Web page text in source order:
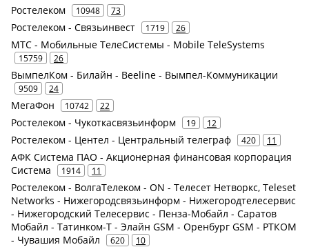
Ростелеком 10948 73
Ростелеком - Связьинвест 1719 26
МТС - Мобильные ТелеСистемы - Mobile TeleSystems
15759 26
ВымпелКом - Билайн - Beeline - Вымпел-Коммуникации
9509 24
МегаФон 10742 22
Ростелеком - Чукоткасвязьинформ 19 12
Ростелеком - Центел - Центральный телеграф 420 11
АФК Система ПАО - Акционерная финансовая корпорация
Система
1914 11
Ростелеком - ВолгаТелеком - ON - Телесет Нетворкс, Teleset
Networks - Нижегородсвязьинформ - Нижегородтелесервис
- Нижегородский Телесервис - Пенза-Мобайл - Саратов
Мобайл - Татинком-Т - Элайн GSM - Оренбург GSM - РТКОМ
- Чувашия Мобайл
620 10